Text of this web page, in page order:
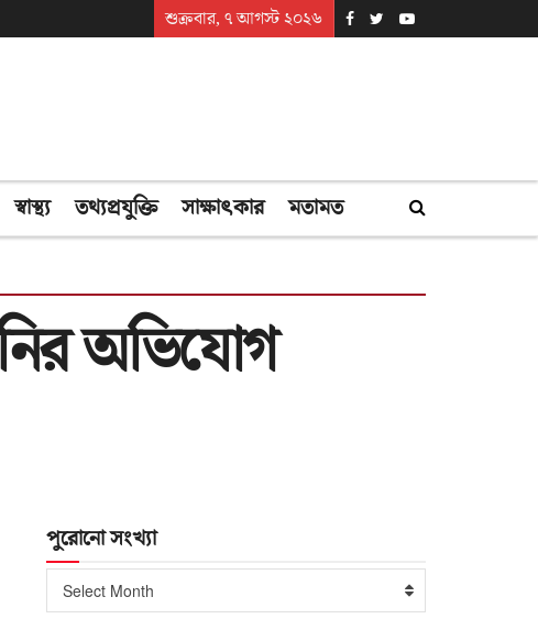
শুক্রবার, ৭ আগস্ট ২০২৬
স্বাস্থ্য তথ্যপ্রযুক্তি সাক্ষাৎকার মতামত
অভিযোগ
পুরোনো সংখ্যা
পুরোনো
সংখ্যা
Select Month